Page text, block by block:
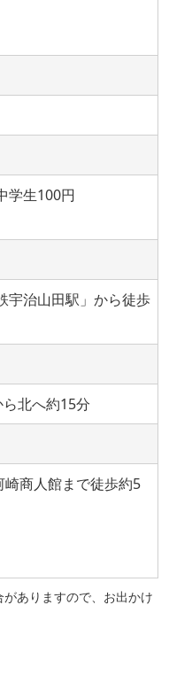
学生100円
宇治山田駅」から徒歩
北へ約15分
商人館まで徒歩約5
ありますので、お出かけ